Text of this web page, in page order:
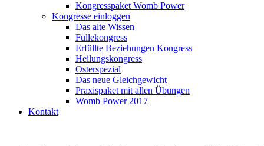
Kongresspaket Womb Power
Kongresse einloggen
Das alte Wissen
Füllekongress
Erfüllte Beziehungen Kongress
Heilungskongress
Osterspezial
Das neue Gleichgewicht
Praxispaket mit allen Übungen
Womb Power 2017
Kontakt